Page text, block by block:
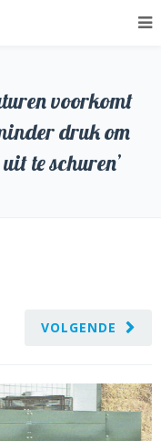
voorkomt
druk om
te schuren’
VOLGENDE